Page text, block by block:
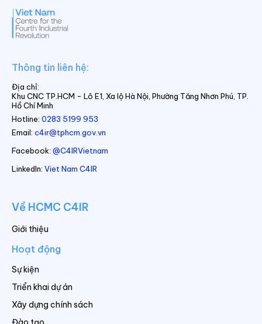
Thông tin liên hệ:
Địa chỉ:
Khu CNC TP.HCM - Lô E1, Xa lộ Hà Nội, Phường Tăng Nhơn Phú, TP.
Hồ Chí Minh
Hotline: 0283 5199 953
Email: c4ir@tphcm.gov.vn
Facebook: @C4IRVietnam
LinkedIn: Viet Nam C4IR
Về HCMC C4IR
Giới thiệu
Hoạt động
Sự kiện
Triển khai dự án
Xây dựng chính sách